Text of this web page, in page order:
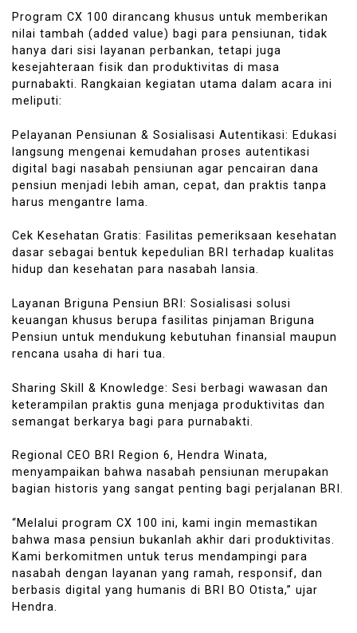
Program CX 100 dirancang khusus untuk memberikan
nilai tambah (added value) bagi para pensiunan, tidak
hanya dari sisi layanan perbankan, tetapi juga
kesejahteraan fisik dan produktivitas di masa
purnabakti. Rangkaian kegiatan utama dalam acara ini
meliputi:
Pelayanan Pensiunan & Sosialisasi Autentikasi: Edukasi
langsung mengenai kemudahan proses autentikasi
digital bagi nasabah pensiunan agar pencairan dana
pensiun menjadi lebih aman, cepat, dan praktis tanpa
harus mengantre lama.
Cek Kesehatan Gratis: Fasilitas pemeriksaan kesehatan
dasar sebagai bentuk kepedulian BRI terhadap kualitas
hidup dan kesehatan para nasabah lansia.
Layanan Briguna Pensiun BRI: Sosialisasi solusi
keuangan khusus berupa fasilitas pinjaman Briguna
Pensiun untuk mendukung kebutuhan finansial maupun
rencana usaha di hari tua.
Sharing Skill & Knowledge: Sesi berbagi wawasan dan
keterampilan praktis guna menjaga produktivitas dan
semangat berkarya bagi para purnabakti.
Regional CEO BRI Region 6, Hendra Winata,
menyampaikan bahwa nasabah pensiunan merupakan
bagian historis yang sangat penting bagi perjalanan BRI.
“Melalui program CX 100 ini, kami ingin memastikan
bahwa masa pensiun bukanlah akhir dari produktivitas.
Kami berkomitmen untuk terus mendampingi para
nasabah dengan layanan yang ramah, responsif, dan
berbasis digital yang humanis di BRI BO Otista,” ujar
Hendra.